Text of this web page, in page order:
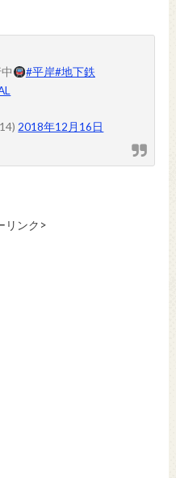
#平岸#地下鉄
2018年12月16日
リンク>